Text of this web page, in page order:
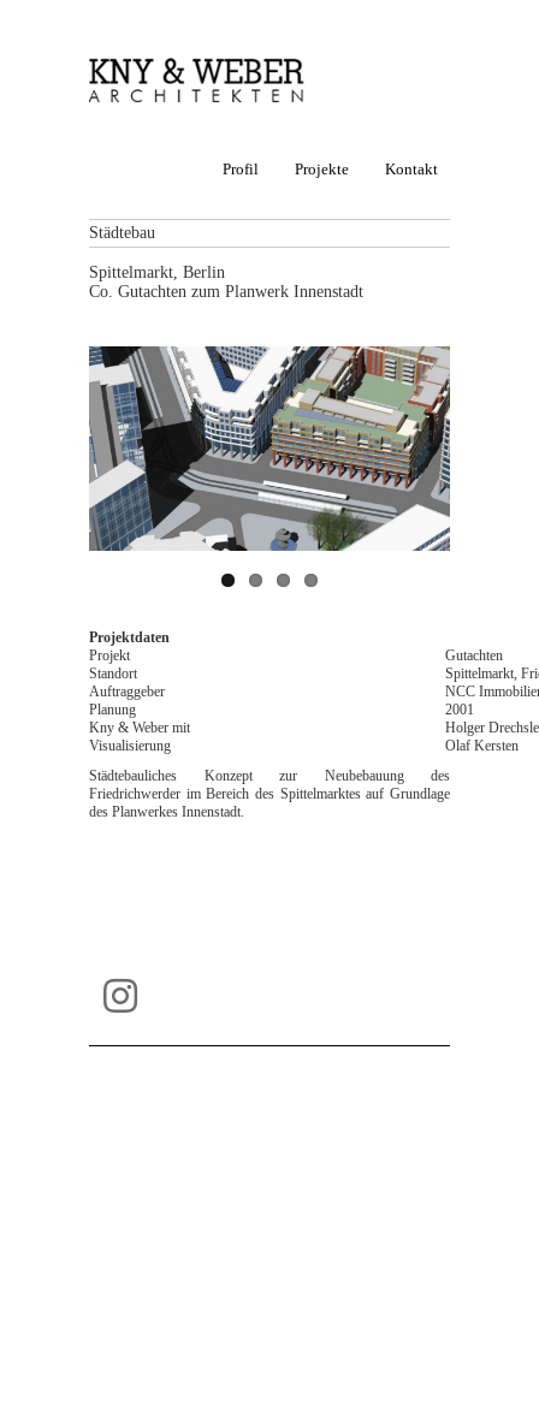
Profil Projekte Kontakt
Städtebau
Spittelmarkt, Berlin
Co. Gutachten zum Planwerk Innenstadt
Projektdaten
Projekt
Gutachten
Standort
Spittelmarkt,
Auftraggeber
NCC
Planung
2001
Kny & Weber mit
Holger
Visualisierung
Olaf Kersten
Städtebauliches Konzept zur Neubebauung des
Friedrichwerder im Bereich des Spittelmarktes auf Grundlage
des Planwerkes Innenstadt.